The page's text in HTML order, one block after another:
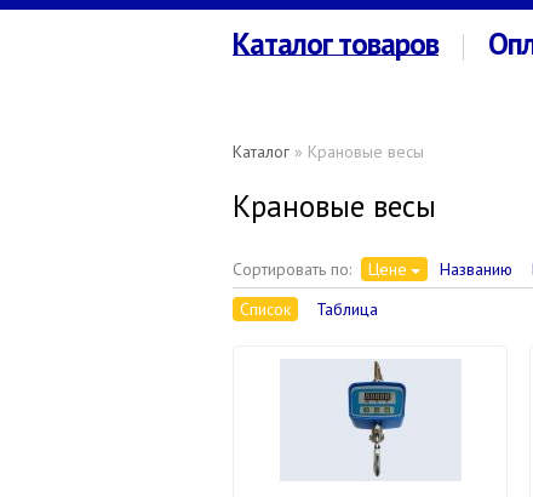
Каталог товаров
Каталог » Крановые весы
Крановые весы
Сортировать по: Цене Названию
Список
Таблица